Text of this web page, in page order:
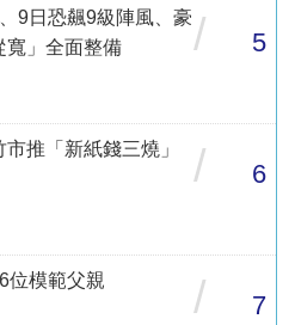
9日恐飆9級陣風、豪
」全面整備
/ 5
推「新紙錢三燒」
/ 6
模範父親
/ 7